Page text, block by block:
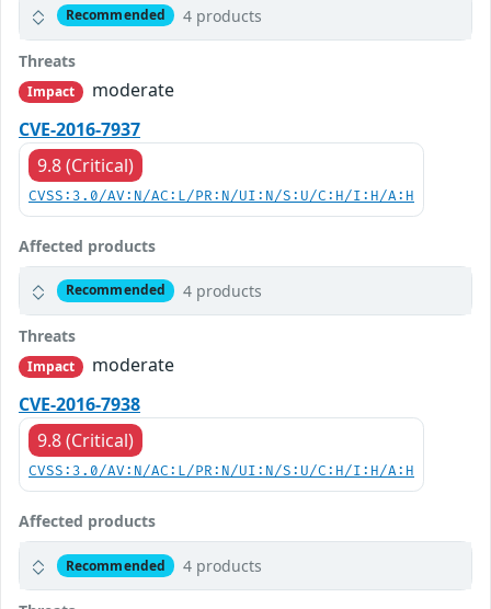
Recommended 4 products
Threats
Impact
moderate
CVE-2016-7937
9.8 (Critical)
CVSS:3.0/AV:N/AC:L/PR:N/UI:N/S:U/C:H/I:H/A:H
Affected products
Recommended 4 products
Threats
Impact
moderate
CVE-2016-7938
9.8 (Critical)
CVSS:3.0/AV:N/AC:L/PR:N/UI:N/S:U/C:H/I:H/A:H
Affected products
Recommended 4 products